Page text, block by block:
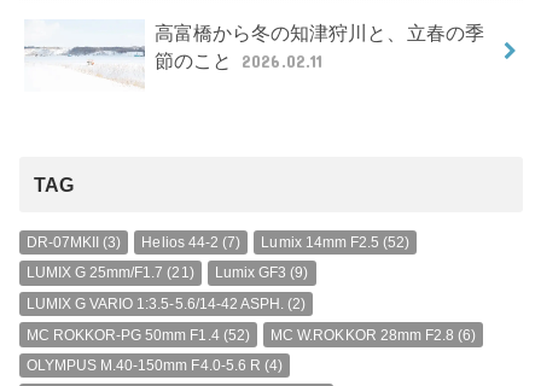
高富橋から冬の知津狩川と、立春の季
節のこと
2026.02.11
TAG
DR-07MKII(3) Helios 44-2 (7) Lumix 14mm F2.5 (52)
LUMIX G 25mm/F1.7 (21) Lumix GF3 (9)
LUMIX G VARIO 1:3.5-5.6/14-42 ASPH. (2)
MC ROKKOR-PG 50mm F1.4(52) MC W.ROKKOR 28mm F2.8 (6)
OLYMPUS M.40-150mm F4.0-5.6 R (4)